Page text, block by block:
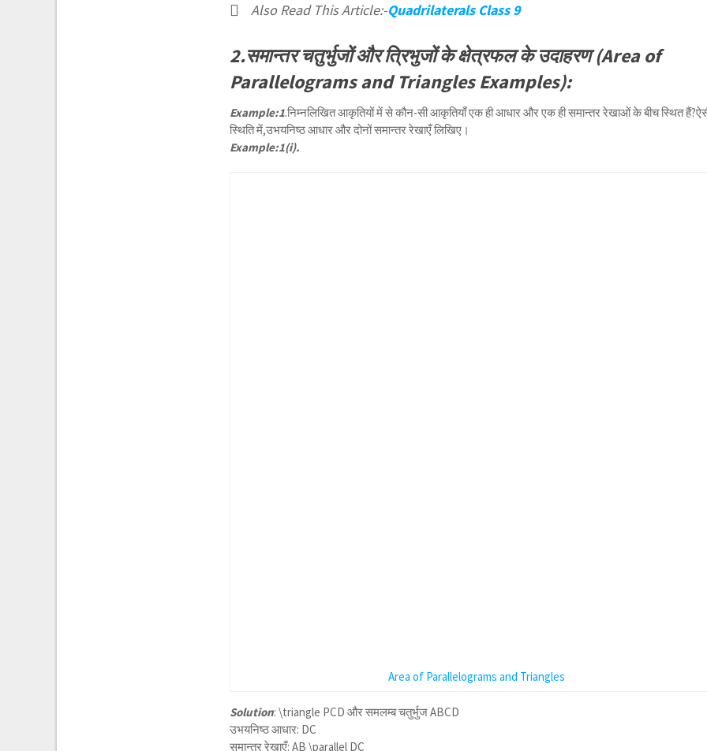
Also Read This Article:-Quadrilaterals Class 9
2.समान्तर चतुर्भुजों और त्रिभुजों के क्षेत्रफल के उदाहरण (Area of
Parallelograms and Triangles Examples):
Example:1.निम्नलिखित आकृतियों में से कौन-सी आकृतियाँ एक ही आधार और एक ही समान्तर रेखाओं के बीच स्थित
स्थिति में,उभयनिष्ठ आधार और दोनों समान्तर रेखाएँ लिखिए।
Example:1(i).
Area of Parallelograms and Triangles
Solution:\triangle PCD और समलम्ब चतुर्भुज ABCD
उभयनिष्ठ आधार: DC
समान्तर रेखाएँ:AB \parallel DC